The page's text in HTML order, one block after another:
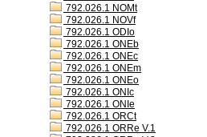
792.026.1 NOMt
792.026.1 NOVf
792.026.1 ODIo
792.026.1 ONEb
792.026.1 ONEc
792.026.1 ONEm
792.026.1 ONEo
792.026.1 ONIc
792.026.1 ONIe
792.026.1 ORCt
792.026.1 ORRe V.1